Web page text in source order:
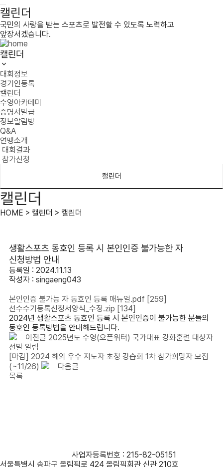
캘린더
국민의 사랑을 받는 스포츠로 발전할 수 있도록 노력하고
앞장서겠습니다.
캘린더
대회정보
경기인등록
캘린더
수영아카데미
증명서발급
정보알림방
Q&A
연맹소개
대회결과
참가신청
캘린더
캘린더
HOME > 캘린더 > 캘린더
생활스포츠 동호인 등록 시 본인인증 불가능한 자
신청방법 안내
등록일 : 2024.11.13
작성자 : singaeng043
본인인증 불가능 자 동호인 등록 매뉴얼.pdf [259]
선수수기등록신청서양식_수정.zip [134]
2024년 생활스포츠 동호인 등록 시 본인인증이 불가능한 분들의
동호인 등록방법을 안내해드립니다.
이전글 2025년도 수영(오픈워터) 국가대표 강화훈련 대상자
선발 알림
[마감] 2024 해외 우수 지도자 초청 강습회 1차 참가희망자 모집
(~11/26)
다음글
목록
사업자등록번호 : 215-82-05151
서울특별시 송파구 올림픽로 424 올림픽회관 신관 210호